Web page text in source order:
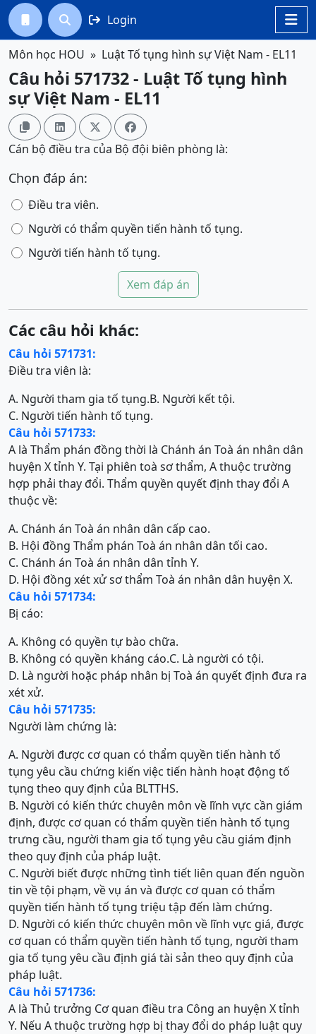

  Login
Môn học HOU Luật Tố tụng hình sự Việt Nam - EL11
Câu hỏi 571732 - Luật Tố tụng hình
sự Việt Nam - EL11
   
Cán bộ điều tra của Bộ đội biên phòng là:
Chọn đáp án:
Điều tra viên.
Người có thẩm quyền tiến hành tố tụng.
Người tiến hành tố tụng.
Xem đáp án
Các câu hỏi khác:
Câu hỏi 571731:
Điều tra viên là:
A. Người tham gia tố tụng.B. Người kết tội.
C. Người tiến hành tố tụng.
Câu hỏi 571733:
A là Thẩm phán đồng thời là Chánh án Toà án nhân dân
huyện X tỉnh Y. Tại phiên toà sơ thẩm, A thuộc trường
hợp phải thay đổi. Thẩm quyền quyết định thay đổi A
thuộc về:
A. Chánh án Toà án nhân dân cấp cao.
B. Hội đồng Thẩm phán Toà án nhân dân tối cao.
C. Chánh án Toà án nhân dân tỉnh Y.
D. Hội đồng xét xử sơ thẩm Toà án nhân dân huyện X.
Câu hỏi 571734:
Bị cáo:
A. Không có quyền tự bào chữa.
B. Không có quyền kháng cáo.C. Là người có tội.
D. Là người hoặc pháp nhân bị Toà án quyết định đưa ra
xét xử.
Câu hỏi 571735:
Người làm chứng là:
A. Người được cơ quan có thẩm quyền tiến hành tố
tụng yêu cầu chứng kiến việc tiến hành hoạt động tố
tụng theo quy định của BLTTHS.
B. Người có kiến thức chuyên môn về lĩnh vực cần giám
định, được cơ quan có thẩm quyền tiến hành tố tụng
trưng cầu, người tham gia tố tụng yêu cầu giám định
theo quy định của pháp luật.
C. Người biết được những tình tiết liên quan đến nguồn
tin về tội phạm, về vụ án và được cơ quan có thẩm
quyền tiến hành tố tụng triệu tập đến làm chứng.
D. Người có kiến thức chuyên môn về lĩnh vực giá, được
cơ quan có thẩm quyền tiến hành tố tụng, người tham
gia tố tụng yêu cầu định giá tài sản theo quy định của
pháp luật.
Câu hỏi 571736:
A là Thủ trưởng Cơ quan điều tra Công an huyện X tỉnh
Y. Nếu A thuộc trường hợp bị thay đổi do pháp luật quy